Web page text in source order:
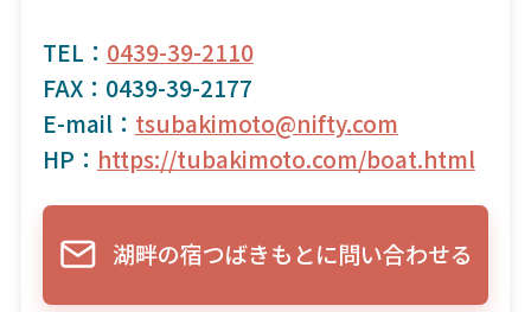
TEL： 0439-39-2110
FAX：0439-39-2177
E-mail： tsubakimoto@nifty.com
HP： https://tubakimoto.com/boat.html
湖畔の宿つばきもとに問い合わせる